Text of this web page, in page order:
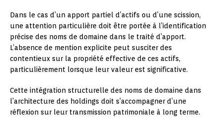
Dans le cas d’un apport partiel d’actifs ou d’une scission,
une attention particulière doit être portée à l’identification
précise des noms de domaine dans le traité d’apport.
L’absence de mention explicite peut susciter des
contentieux sur la propriété effective de ces actifs,
particulièrement lorsque leur valeur est significative.
Cette intégration structurelle des noms de domaine dans
l’architecture des holdings doit s’accompagner d’une
réflexion sur leur transmission patrimoniale à long terme.